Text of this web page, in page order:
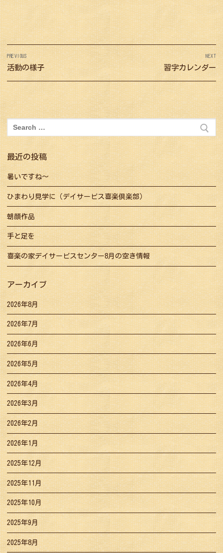
投
稿
ナ
ビ
ゲ
ー
シ
ョ
ン
PREVIOUS
Previous
post:
活動の様子
NEXT
Next
post:
習字カレンダー
索:
最近の投稿
暑いですね～
ひまわり見学に（デイサービス喜楽倶楽部）
朝顔作品
手と足を
喜楽の家デイサービスセンター8月の空き情報
アーカイブ
2026年8月
2026年7月
2026年6月
2026年5月
2026年4月
2026年3月
2026年2月
2026年1月
2025年12月
2025年11月
2025年10月
2025年9月
2025年8月